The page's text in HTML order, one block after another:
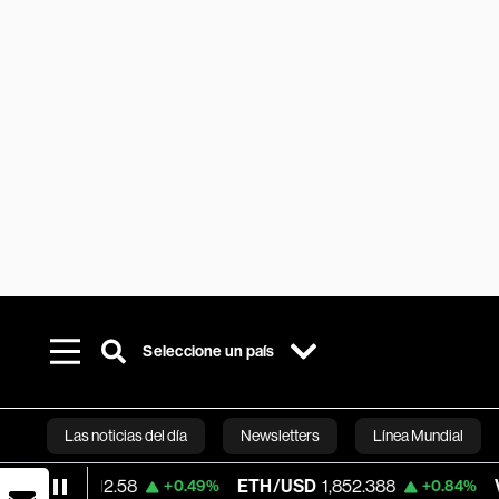
Seleccione un país
Las noticias del día Newsletters Línea Mundial
Bloomberg
+0.49% ETH/USD 1,852.388 +0.84% Visa 366.13